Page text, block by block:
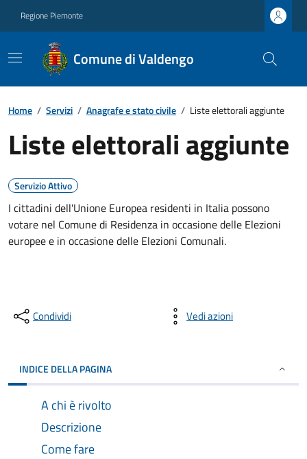
Regione Piemonte
Comune di Valdengo
Home / Servizi / Anagrafe e stato civile / Liste elettorali aggiunte
Liste elettorali aggiunte
Servizio Attivo
I cittadini dell'Unione Europea residenti in Italia possono
votare nel Comune di Residenza in occasione delle Elezioni
europee e in occasione delle Elezioni Comunali.
Condividi Vedi azioni
INDICE DELLA PAGINA
A chi è rivolto
Descrizione
Come fare